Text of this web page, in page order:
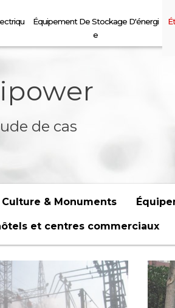
Équipement De Stockage D'énergi
E
de cas
Culture & Monuments
et centres commerciaux